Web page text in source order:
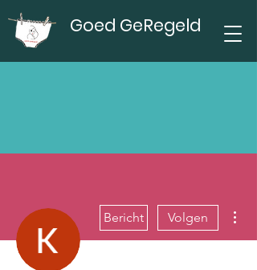
Goed GeRegeld
Bericht Volgen